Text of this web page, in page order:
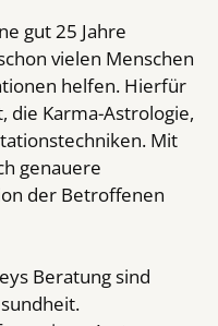
gut 25 Jahre
vielen Menschen
helfen. Hierfür
die Karma-Astrologie,
Mit
genauere
der Betroffenen
Beratung sind